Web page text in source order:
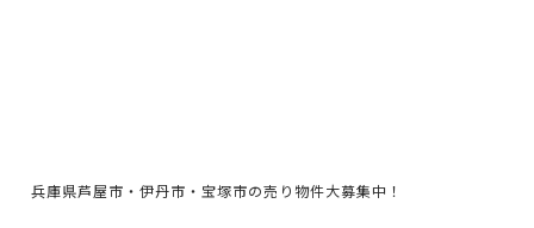
兵庫県芦屋市・伊丹市・宝塚市の売り物件大募集中！